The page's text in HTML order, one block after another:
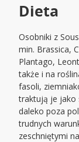
Dieta
Osobniki z
min. Brassica,
Plantago,
także i na
fasoli,
traktują je jako
daleko poza
trudnych
zeschniętymi